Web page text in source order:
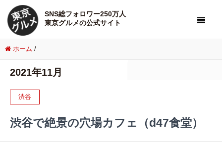
SNS総フォロワー250万人
東京グルメの公式サイト
ホーム /
2021年11月
渋谷
渋谷で絶景の穴場カフェ（d47食堂）